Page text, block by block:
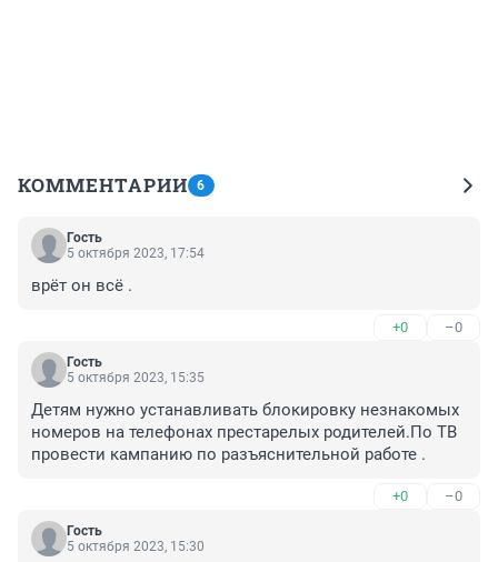
КОММЕНТАРИИ 6
Гость
5 октября 2023, 17:54
врёт он всё .
+0 –0
Гость
5 октября 2023, 15:35
Детям нужно устанавливать блокировку незнакомых
номеров на телефонах престарелых родителей.По ТВ
провести кампанию по разъяснительной работе .
+0 –0
Гость
5 октября 2023, 15:30